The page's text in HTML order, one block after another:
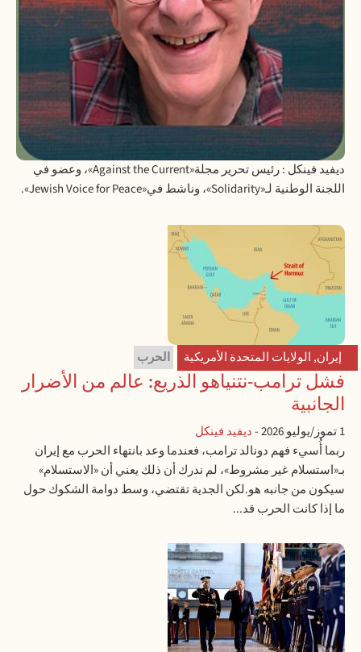
ديفيد فينكل : رئيس تحرير مجلة«Against the Current»
، وعضو في
اللجنة الوطنية لـ«Solidarity» ، وناشط في«Jewish Voice for Peace».
إيران, الولايات المتحدة الأمريكية الحرب
فشل ترامب-نتنياهو الذريع: عالم من الأضرار
الجانبية
1 تموز/يوليو 2026 -ديفيد فينكل
ربما أُسيء فهم دونالد ترامب، فعندما وعد بانتهاء الحرب مع إيران
بـ«استسلام غير مشروط»، لم ندرك أن ذلك يعني أن «الاستسلام»
سيكون من جانبه هو.لكن الجدية تقتضي، وسط دوامة الشكوك حول
ما إذا كانت الحرب قد...